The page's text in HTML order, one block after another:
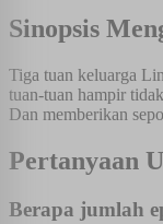
Sinopsis
Tiga tuan keluarga
tuan-tuan hampir
Dan memberikan
Pertanyaan
Berapa jumlah